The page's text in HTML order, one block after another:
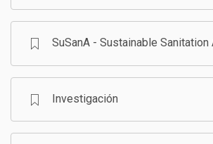
SuSanA - Sustainable Sanitation
Investigación